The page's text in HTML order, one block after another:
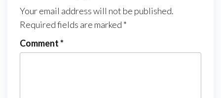
Your email address will not be published.
Required fields are marked *
Comment*